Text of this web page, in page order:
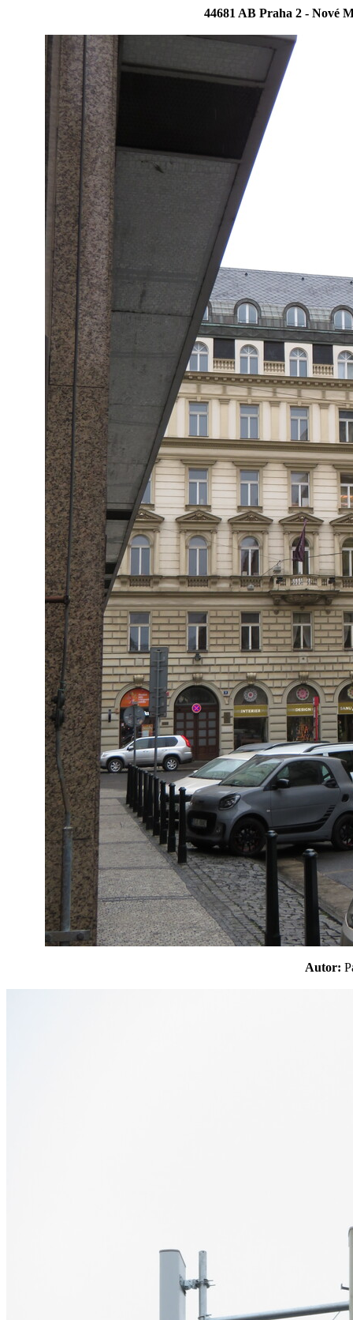
44681 AB Praha 2 - Nové
Autor: